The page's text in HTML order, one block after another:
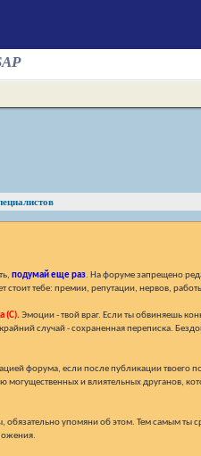
подумай еще раз. На форуме запрещено
тебе: премии, репутации, нервов,
(С).Эмоции - твой враг. Если ты обвиняешь
случай - сохраненная переписка.
форума, если после публикации твоего
и влиятельных друганов,
обязательно упомяни об этом. Тем самым